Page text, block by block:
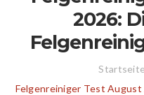
2026:
Startseite
Felgenreiniger Test